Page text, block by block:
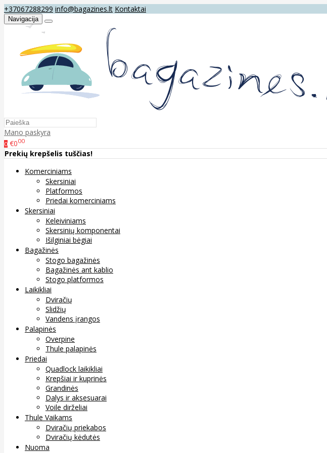
+37067288299 info@bagazines.lt Kontaktai
Navigacija
Mano paskyra
0 €000
Prekių krepšelis tuščias!
Komerciniams
Skersiniai
Platformos
Priedai komerciniams
Skersiniai
Keleiviniams
Skersinių komponentai
Išilginiai bėgiai
Bagažinės
Stogo bagažinės
Bagažinės ant kablio
Stogo platformos
Laikikliai
Dviračių
Slidžių
Vandens įrangos
Palapinės
Overpine
Thule palapinės
Priedai
Quadlock laikikliai
Krepšiai ir kuprinės
Grandinės
Dalys ir aksesuarai
Voile dirželiai
Thule Vaikams
Dviračių priekabos
Dviračių kėdutės
Nuoma